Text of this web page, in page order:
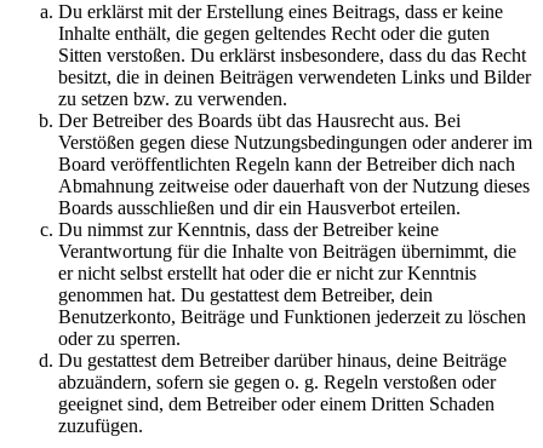
Du erklärst mit der Erstellung eines Beitrags, dass er keine
Inhalte enthält, die gegen geltendes Recht oder die guten
Sitten verstoßen. Du erklärst insbesondere, dass du das Recht
besitzt, die in deinen Beiträgen verwendeten Links und Bilder
zu setzen bzw. zu verwenden.
Der Betreiber des Boards übt das Hausrecht aus. Bei
Verstößen gegen diese Nutzungsbedingungen oder anderer im
Board veröffentlichten Regeln kann der Betreiber dich nach
Abmahnung zeitweise oder dauerhaft von der Nutzung dieses
Boards ausschließen und dir ein Hausverbot erteilen.
Du nimmst zur Kenntnis, dass der Betreiber keine
Verantwortung für die Inhalte von Beiträgen übernimmt, die
er nicht selbst erstellt hat oder die er nicht zur Kenntnis
genommen hat. Du gestattest dem Betreiber, dein
Benutzerkonto, Beiträge und Funktionen jederzeit zu löschen
oder zu sperren.
Du gestattest dem Betreiber darüber hinaus, deine Beiträge
abzuändern, sofern sie gegen o. g. Regeln verstoßen oder
geeignet sind, dem Betreiber oder einem Dritten Schaden
zuzufügen.